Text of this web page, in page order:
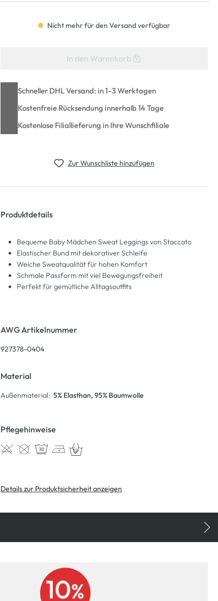
Nicht mehr für den Versand verfügbar
In den Warenkorb
Schneller DHL Versand: in 1–3 Werktagen
Kostenfreie Rücksendung innerhalb 14 Tage
Kostenlose Filiallieferung in Ihre Wunschfiliale
Zur Wunschliste hinzufügen
Produktdetails
Bequeme Baby Mädchen Sweat Leggings von Staccato
Elastischer Bund mit dekorativer Schleife
Weiche Sweatqualität für hohen Komfort
Schmale Passform mit viel Bewegungsfreiheit
Perfekt für gemütliche Alltagsoutfits
AWG Artikelnummer
927378-0404
Material
Außenmaterial: 5% Elasthan, 95% Baumwolle
Pflegehinweise
Details zur Produktsicherheit anzeigen